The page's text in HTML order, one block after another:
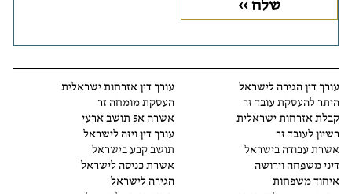
עורך דין הגירה לישראל
היתר להעסקת עובד זר
קבלת אזרחות ישראלית
רשיון לעובד זר
אשרת עבודה בישראל
דיני משפחה וירושה
איחוד משפחות
עורך דין אזרחות ישראלית
העסקת מומחה זר
אשרה א5 תושב ארעי
עורך דין ויזה לישראל
תושב קבע בישראל
אשרת כניסה לישראל
הגירה לישראל